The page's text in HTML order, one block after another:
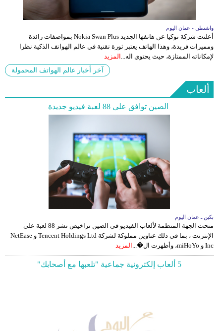
واشنطن - عمان اليوم
أعلنت شركة نوكيا عن هاتفها الجديد Nokia Swan Plus بمواصفات رائدة
ومميزات فريدة، وهذا الهاتف يعتبر ثورة تقنية في عالم الهواتف الذكية نظرا
لإمكاناته الممتازة، حيث يحتوي اله... المزيد
آخر أخبار عالم الهواتف المحمولة
ألعاب
الصين توافق على 88 لعبة فيديو جديدة
بكين ـ عمان اليوم
منحت الجهة المنظمة لألعاب الفيديو في الصين تراخيص نشر 88 لعبة على
الإنترنت ، بما في ذلك عناوين مملوكة لشركة Tencent Holdings Ltd و NetEase
Inc و miHoYo، وأظهرت ال�...
المزيد
5 ألعاب إلكترونية جماعية "تلعبها مع أصحابك"